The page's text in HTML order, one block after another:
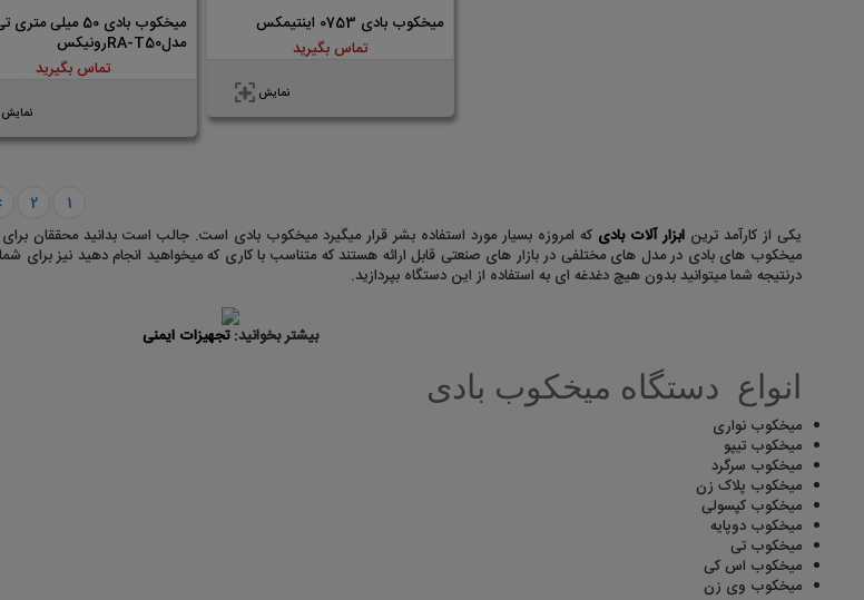
میخکوب بادی 0753 اینتیمکس
تماس بگیرید
نمایش
میخکوب بادی 50 میلی
مدلRA-T50رونیکس
تماس بگیرید
نمایش
1
2
یکی از کارآمد ترینابزار آلات بادیکه امروزه بسیار مورد استفاده بشر قرار میگیرد میخکوب بادی است. جالب است بدانید محققان
میخکوب های بادی در مدل های مختلفی در بازار های صنعتی قابل ارائه هستند که متناسب با کاری که میخواهید انجام دهید نیز برای
درنتیجه شما میتوانید بدون هیچ دغدغه ای به استفاده از این دستگاه بپردازید.
بیشتر بخوانید:تجهیزات ایمنی
انواع دستگاه میخکوب بادی
میخکوب نواری
میخکوب تیپو
میخکوب سرگرد
میخکوب پلاک زن
میخکوب کپسولی
میخکوب دوپایه
میخکوب تی
میخکوب اس کی
میخکوب وی زن